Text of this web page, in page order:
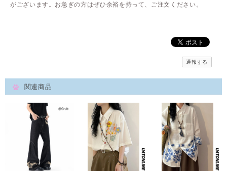
がございます。お急ぎの方はぜひ余裕を持って、ご注文ください。
通報する
関連商品